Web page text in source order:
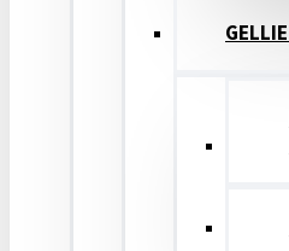
GELLIE